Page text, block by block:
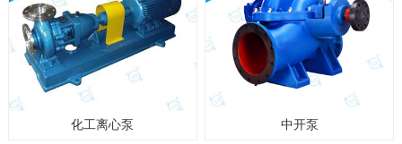
化工离心泵 中开泵